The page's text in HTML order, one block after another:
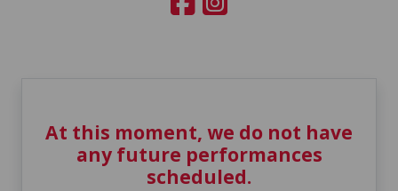
At this moment, we do not have
any future performances
scheduled.